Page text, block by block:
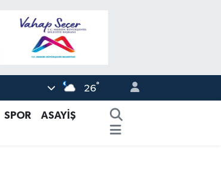
26°
SPOR
ASAYİŞ